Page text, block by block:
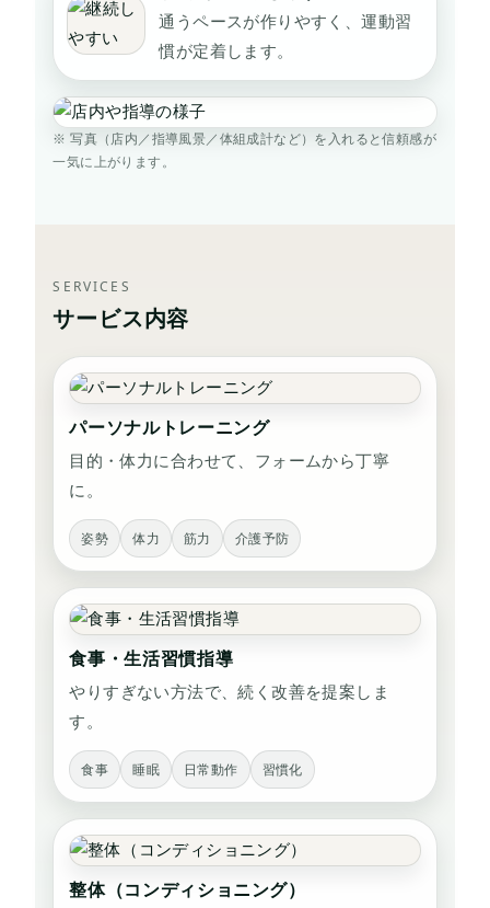
通うペースが作りやすく、運動習
慣が定着します。
※ 写真（店内／指導風景／体組成計など）を入れると信頼感が
一気に上がります。
SERVICES
サービス内容
パーソナルトレーニング
目的・体力に合わせて、フォームから丁寧
に。
姿勢 体力 筋力 介護予防
食事・生活習慣指導
やりすぎない方法で、続く改善を提案しま
す。
食事 睡眠 日常動作 習慣化
整体（コンディショニング）